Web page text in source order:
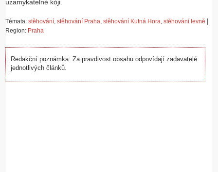
uzamykatelné kóji.
Témata: stěhování, stěhování Praha, stěhování Kutná Hora, stěhování levně |
Region: Praha
Redakční poznámka: Za pravdivost obsahu odpovídají zadavatelé
jednotlivých článků.